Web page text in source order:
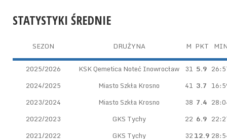
STATYSTYKI ŚREDNIE
SEZON DRUŻYNA M PKT
2025/2026 KSK Qemetica Noteć Inowrocław 31 5.9
2024/2025
Miasto Szkła Krosno 41 3.7
2023/2024
Miasto Szkła Krosno 38 7.4
2022/2023
GKS Tychy 22 6.9
2021/2022
GKS Tychy 3212.9